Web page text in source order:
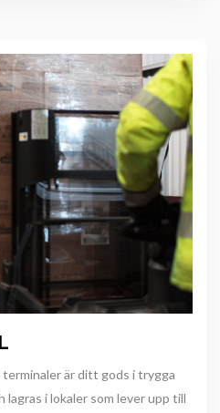
är ditt gods i trygga
lagras i lokaler som lever upp till